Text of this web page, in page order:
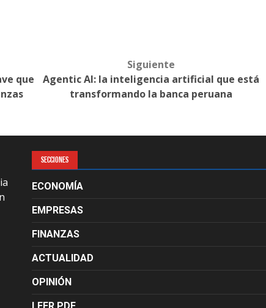
que
Siguiente
Agentic AI: la inteligencia artificial que está
transformando la banca peruana
SECCIONES
ECONOMÍA
EMPRESAS
FINANZAS
ACTUALIDAD
OPINIÓN